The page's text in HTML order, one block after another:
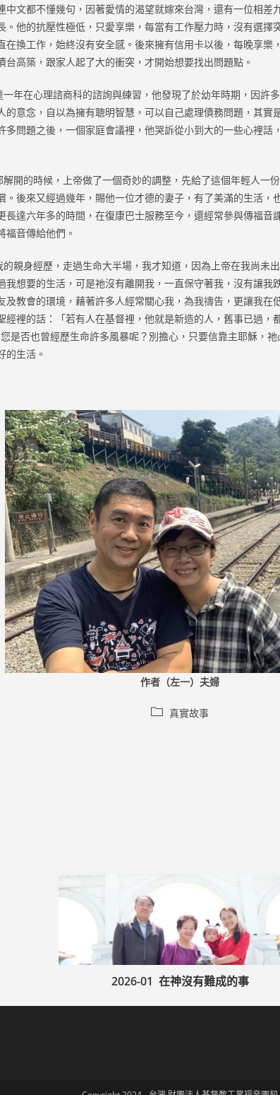
中文都不懂幾句，因著愛情的渴望就嫁來台灣，還有一位相差
。他的抗壓性極低，只愛享樂，每當有工作壓力時，沒有選擇
在換工作，始終沒有安全感。後來擁有信用卡以後，每晚享樂
台高築，跟家人起了大的衝突，才開始想要找出問題點。
年在心理諮商科的諮詢與練習，他發現了於幼年時期，因許
的意念，自以為擁有聰明智慧，可以自己處理債務問題，其實
多問題之後，一個家庭會議裡，他哭訴從小到大的一些心裡話
開的時候，上帝做了一個奇妙的調整，先給了這個年輕人一
。後來又經過幾年，賜他一位才德的妻子，有了美滿的生活，
長達六年多的時間，在復康巴士服務至今，還經常參與傳福音
福音傳給他們。
親身經歷，走過生命大半場，我才知道，因為上帝在我尚未
我想要的生活，可是祂沒有離開我，一直保守著我，沒有讓我
及教會的環境，藉著許多人經常關心我，為我禱告，更讓我在
經裡的話：「若有人在基督裡，他就是新造的人，舊事已過，
是否也曾經歷生命許多風暴呢？別擔心，只要信靠主耶穌，
的生活。
作者（左一）夫婦
Post真實故事
2026-01 在神沒有難成的事